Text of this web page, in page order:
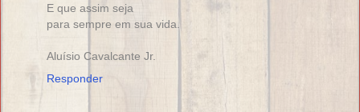
E que assim seja
para sempre em sua vida.
Aluísio Cavalcante Jr.
Responder